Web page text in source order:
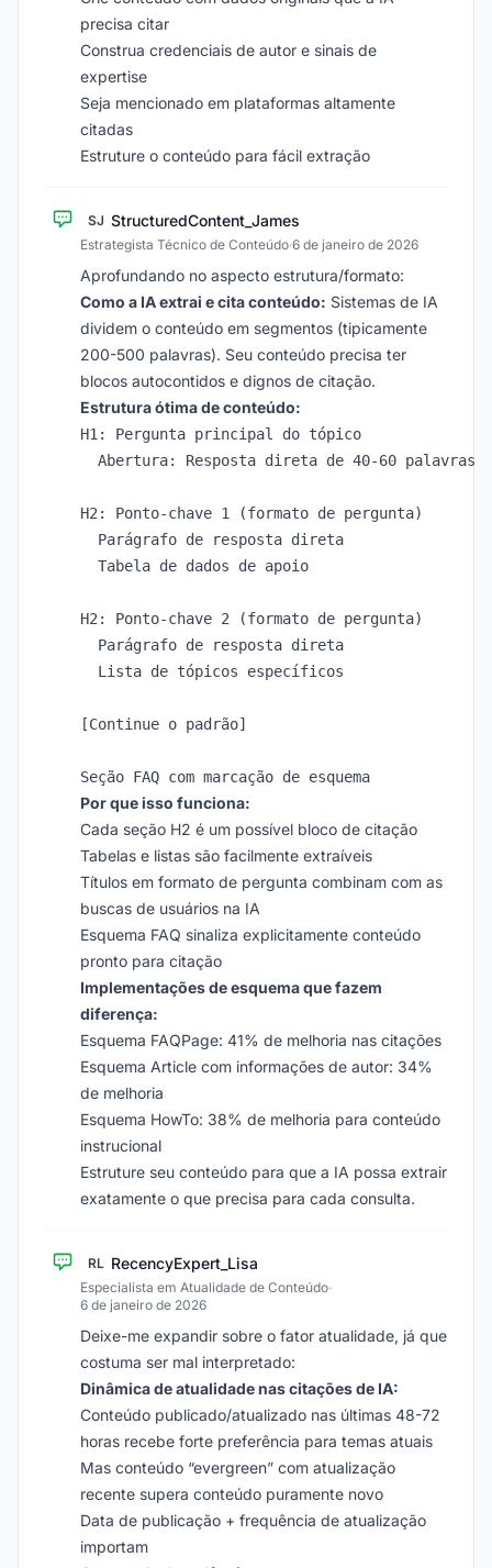
precisa citar
Construa credenciais de autor e sinais de
expertise
Seja mencionado em plataformas altamente
citadas
Estruture o conteúdo para fácil extração
SJ StructuredContent_James
Estrategista Técnico de Conteúdo·6 de janeiro de 2026
Aprofundando no aspecto estrutura/formato:
Como a IA extrai e cita conteúdo: Sistemas de IA
dividem o conteúdo em segmentos (tipicamente
200-500 palavras). Seu conteúdo precisa ter
blocos autocontidos e dignos de citação.
Estrutura ótima de conteúdo:
H1: Pergunta principal do tópico
  Abertura: Resposta direta de 40-60 palavras
H2: Ponto-chave 1 (formato de pergunta)
  Parágrafo de resposta direta
  Tabela de dados de apoio
H2: Ponto-chave 2 (formato de pergunta)
  Parágrafo de resposta direta
  Lista de tópicos específicos
[Continue o padrão]
Por que isso funciona:
Cada seção H2 é um possível bloco de citação
Tabelas e listas são facilmente extraíveis
Títulos em formato de pergunta combinam com as
buscas de usuários na IA
Esquema FAQ sinaliza explicitamente conteúdo
pronto para citação
Implementações de esquema que fazem
diferença:
Esquema FAQPage: 41% de melhoria nas citações
Esquema Article com informações de autor: 34%
de melhoria
Esquema HowTo: 38% de melhoria para conteúdo
instrucional
Estruture seu conteúdo para que a IA possa extrair
exatamente o que precisa para cada consulta.
RL RecencyExpert_Lisa
Especialista em Atualidade de Conteúdo·
6 de janeiro de 2026
Deixe-me expandir sobre o fator atualidade, já que
costuma ser mal interpretado:
Dinâmica de atualidade nas citações de IA:
Conteúdo publicado/atualizado nas últimas 48-72
horas recebe forte preferência para temas atuais
Mas conteúdo “evergreen” com atualização
recente supera conteúdo puramente novo
Data de publicação + frequência de atualização
importam